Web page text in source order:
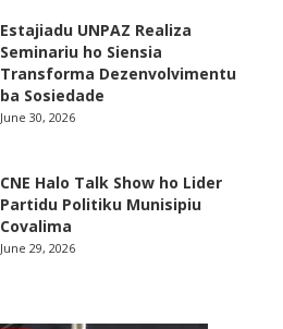
Estajiadu UNPAZ Realiza
Seminariu ho Siensia
Transforma Dezenvolvimentu
ba Sosiedade
June 30, 2026
CNE Halo Talk Show ho Lider
Partidu Politiku Munisipiu
Covalima
June 29, 2026